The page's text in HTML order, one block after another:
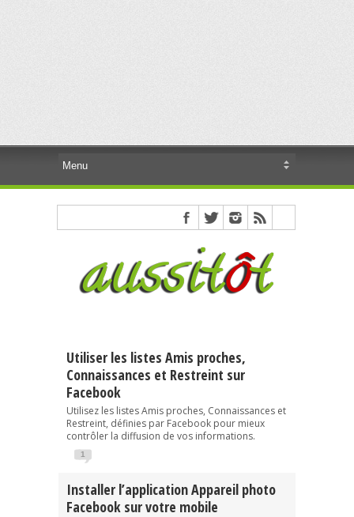
Utiliser les listes Amis proches,
Connaissances et Restreint sur
Facebook
Utilisez les listes Amis proches, Connaissances et
Restreint, définies par Facebook pour mieux
contrôler la diffusion de vos informations.
1
Installer l’application Appareil photo
Facebook sur votre mobile